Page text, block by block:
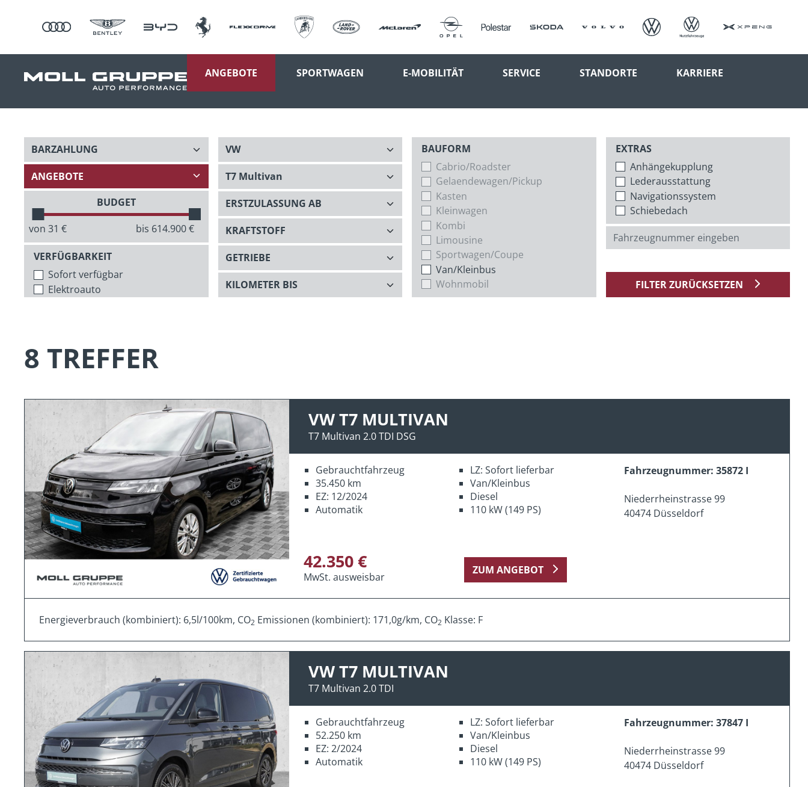
ANGEBOTE SPORTWAGEN E-MOBILITÄT SERVICE STANDORTE KARRIERE
BUDGET
von 31 € bis 614.900€
VERFÜGBARKEIT
Sofort verfügbar
Elektroauto
BAUFORM
Cabrio/Roadster
Gelaendewagen/Pickup
Kasten
Kleinwagen
Kombi
Limousine
Sportwagen/Coupe
Van/Kleinbus
Wohnmobil
EXTRAS
Anhängekupplung
Lederausstattung
Navigationssystem
Schiebedach
FILTER ZURÜCKSETZEN
8 TREFFER
VW T7 MULTIVAN
T7 Multivan 2.0 TDI DSG
Gebrauchtfahrzeug
35.450 km
EZ: 12/2024
Automatik
LZ: Sofort lieferbar
Van/Kleinbus
Diesel
110 kW (149 PS)
Fahrzeugnummer: 35872 I
Niederrheinstrasse 99
40474 Düsseldorf
42.350 €
MwSt. ausweisbar
ZUM ANGEBOT
Energieverbrauch (kombiniert): 6,5l/100km, CO2 Emissionen (kombiniert): 171,0g/km, CO2 Klasse: F
VW T7 MULTIVAN
T7 Multivan 2.0 TDI
Gebrauchtfahrzeug
52.250 km
EZ: 2/2024
Automatik
LZ: Sofort lieferbar
Van/Kleinbus
Diesel
110 kW (149 PS)
Fahrzeugnummer: 37847 I
Niederrheinstrasse 99
40474 Düsseldorf